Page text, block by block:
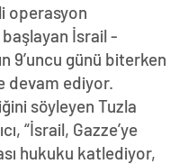
operasyon
İsrail -
9’uncu günü biterken
devam ediyor.
söyleyen Tuzla
“İsrail, Gazze’ye
hukuku katlediyor,